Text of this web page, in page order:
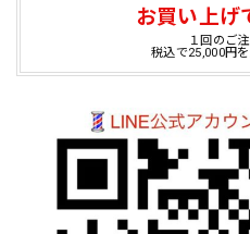
お買い上げ
１回のご
税込で25,000円